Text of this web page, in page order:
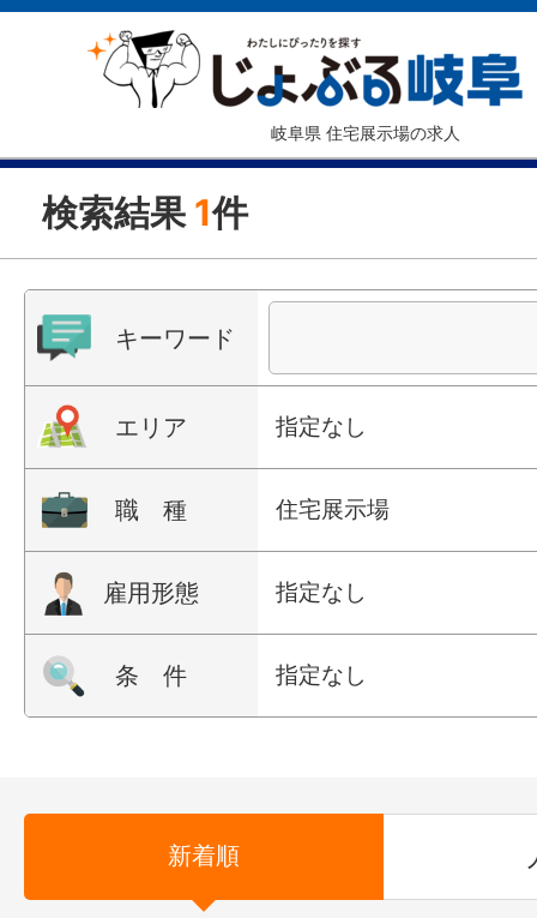
岐阜県 住宅展示場の求人
検索結果 1件
キーワード
エリア 指定なし
職 種 住宅展示場
雇用形態 指定なし
条 件 指定なし
新着順